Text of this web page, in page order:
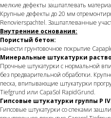
мелкие дефекты зашпатлевать
Крупные дефекты до 20 мм
Renovierspachtel. Зашпатлеванные
Внутренние основания:
Пористый бетон:
нанести грунтовочное покрытие
Минеральные штукатурки
Прочные штукатурки с нормальной
без предварительной обработки.
песка, впитывающие штукатурки
Tiefgrund или CapaSol RapidGrund.
Гипсовые штукатурки группы P
Гипсовые штукатурки со спеками